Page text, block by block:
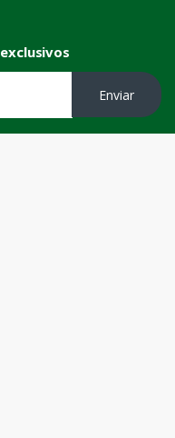
exclusivos
Enviar